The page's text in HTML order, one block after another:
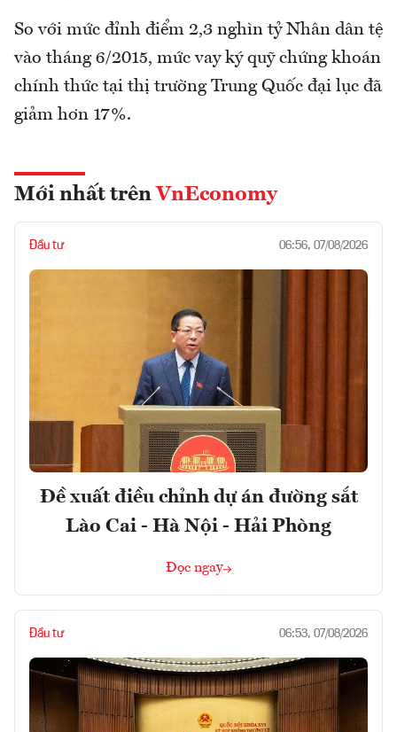
So với mức đỉnh điểm 2,3 nghìn tỷ Nhân dân tệ
vào tháng 6/2015, mức vay ký quỹ chứng khoán
chính thức tại thị trường Trung Quốc đại lục đã
giảm hơn 17%.
Mới nhất trên VnEconomy
Đầu tư 06:56, 07/08/2026
Đề xuất điều chỉnh dự án đường sắt
Lào Cai - Hà Nội - Hải Phòng
Đọc ngay
Đầu tư 06:53, 07/08/2026